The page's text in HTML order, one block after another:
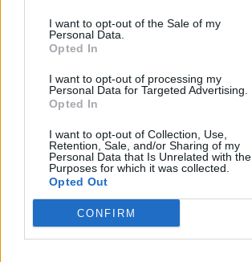
I want to opt-out of the Sale of my
Personal Data.
Opted In
I want to opt-out of processing my
Personal Data for Targeted Advertising.
Opted In
I want to opt-out of Collection, Use,
Retention, Sale, and/or Sharing of my
Personal Data that Is Unrelated with the
Purposes for which it was collected.
Opted Out
CONFIRM
Publicidad